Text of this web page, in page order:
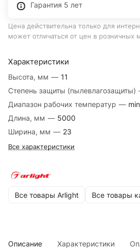
Характеристики
Высота, мм — 11
Степень защиты (пылевлагозащиты)
Диапазон рабочих температур —
Длина, мм — 5000
Ширина, мм — 23
Все характеристики
Все товары Arlight Все товары
Гарантия 5 лет
Цена действительна только для
может отличаться от цен в розничных
Описание Характеристики